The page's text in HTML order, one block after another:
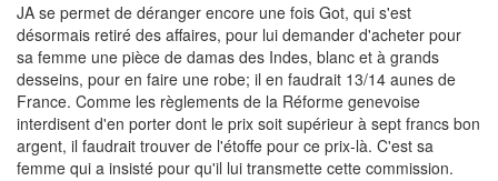
JA se permet de déranger encore une fois Got, qui s'est
désormais retiré des affaires, pour lui demander d'acheter pour
sa femme une pièce de damas des Indes, blanc et à grands
desseins, pour en faire une robe; il en faudrait 13/14 aunes de
France. Comme les règlements de la Réforme genevoise
interdisent d'en porter dont le prix soit supérieur à sept francs bon
argent, il faudrait trouver de l'étoffe pour ce prix-là. C'est sa
femme qui a insisté pour qu'il lui transmette cette commission.